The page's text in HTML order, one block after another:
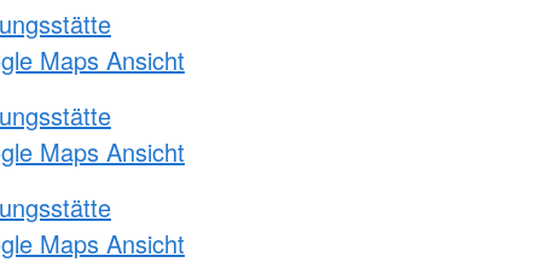
Maps Ansicht
Maps Ansicht
Maps Ansicht